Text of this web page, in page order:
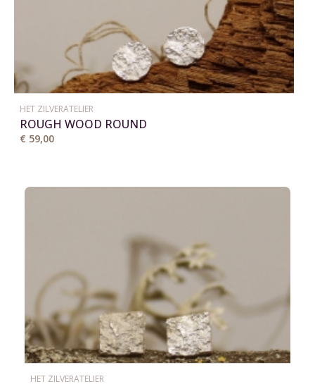
HET ZILVERATELIER
ROUGH WOOD ROUND
€ 59,00
HET ZILVERATELIER